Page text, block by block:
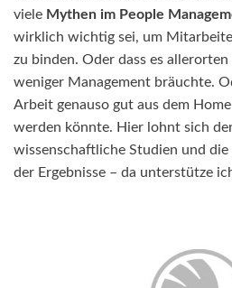
viele Mythen im People
wirklich wichtig sei, um
zu binden. Oder dass es allerorten
weniger Management bräuchte.
Arbeit genauso gut aus dem
werden könnte. Hier lohnt sich
wissenschaftliche Studien und
der Ergebnisse – da unterstütze